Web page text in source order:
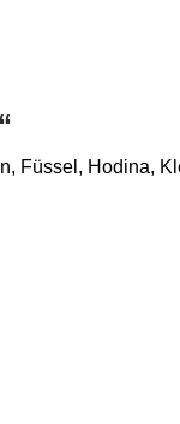
Füssel, Hodina,